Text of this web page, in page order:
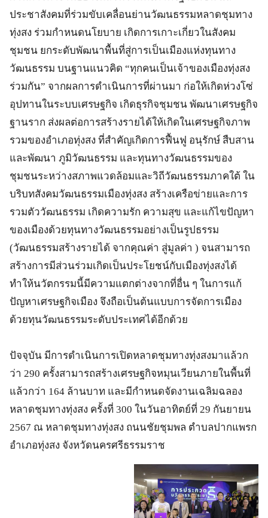
ประชาสังคมที่ร่วมขับเคลื่อนย่านวัฒนธรรมหลาดชุมทาง
ทุ่งสง ร่วมกำหนดนโยบาย เกิดการเกาะเกี่ยวในสังคม
ชุมชน ยกระดับพัฒนาพื้นที่สู่การเป็นเมืองแห่งทุนทาง
วัฒนธรรม บนฐานแนวคิด “ทุกคนเป็นเจ้าของเมืองทุ่งสง
ร่วมกัน” จากผลการดำเนินการที่ผ่านมา ก่อให้เกิดห่วงโซ่
อุปทานในระบบเศรษฐกิจ เกิดธุรกิจชุมชน พัฒนาเศรษฐกิจ
ฐานราก ส่งผลต่อการสร้างรายได้ให้เกิดในเศรษฐกิจภาพ
รวมของอำเภอทุ่งสง ที่สำคัญเกิดการฟื้นฟู อนุรักษ์ สืบสาน
และพัฒนา ภูมิวัฒนธรรม และทุนทางวัฒนธรรมของ
ชุมชนระหว่างสภาพแวดล้อมและวิถีวัฒนธรรมภาคใต้ ใน
บริบทสังคมวัฒนธรรมเมืองทุ่งสง สร้างเครือข่ายและการ
รวมตัววัฒนธรรม เกิดความรัก ความสุข และแก้ไขปัญหา
ของเมืองด้วยทุนทางวัฒนธรรมอย่างเป็นรูปธรรม
(วัฒนธรรมสร้างรายได้ จากคุณค่า สู่มูลค่า ) จนสามารถ
สร้างการมีส่วนร่วมเกิดเป็นประโยชน์กับเมืองทุ่งสงได้
ทำให้นวัตกรรมนี้มีความแตกต่างจากที่อื่น ๆ ในการแก้
ปัญหาเศรษฐกิจเมือง จึงถือเป็นต้นแบบการจัดการเมือง
ด้วยทุนวัฒนธรรมระดับประเทศได้อีกด้วย
ปัจจุบัน มีการดำเนินการเปิดหลาดชุมทางทุ่งสงมาแล้วก
ว่า 290 ครั้งสามารถสร้างเศรษฐกิจหมุนเวียนภายในพื้นที่
แล้วกว่า 164 ล้านบาท และมีกำหนดจัดงานเฉลิมฉลอง
หลาดชุมทางทุ่งสง ครั้งที่ 300 ในวันอาทิตย์ที่ 29 กันยายน
2567 ณ หลาดชุมทางทุ่งสง ถนนชัยชุมพล ตำบลปากแพรก
อำเภอทุ่งสง จังหวัดนครศรีธรรมราช